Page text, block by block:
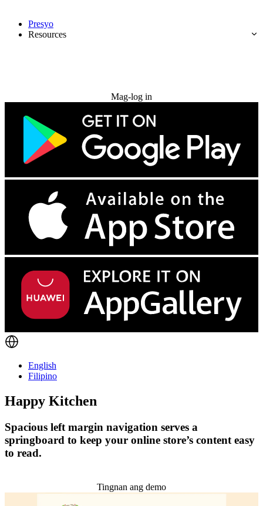
Presyo
Resources
Mag-log in
English
Filipino
Happy Kitchen
Spacious left margin navigation serves a
springboard to keep your online store’s content easy
to read.
Tingnan ang demo